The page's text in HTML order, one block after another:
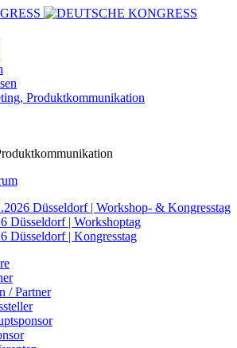
Produktkommunikation
Düsseldorf | Workshop- & Kongresstag
Düsseldorf | Workshoptag
Düsseldorf | Kongresstag
/ Partner